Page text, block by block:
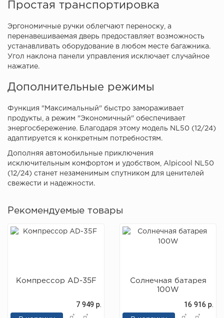
Простая транспортировка
Эргономичные ручки облегчают переноску, а
перенавешиваемая дверь предоставляет возможность
устанавливать оборудование в любом месте багажника.
Угол наклона панели управления исключает случайное
нажатие.
Дополнительные режимы
Функция "Максимальный" быстро замораживает
продукты, а режим "Экономичный" обеспечивает
энергосбережение. Благодаря этому модель NL50 (12/24)
адаптируется к конкретным потребностям.
Дополняя автомобильные приключения
исключительным комфортом и удобством, Alpicool NL50
(12/24) станет незаменимым спутником для ценителей
свежести и надежности.
Рекомендуемые товары
Компрессор AD-35F
7 949 р.
Солнечная батарея
100W
16 916 р.